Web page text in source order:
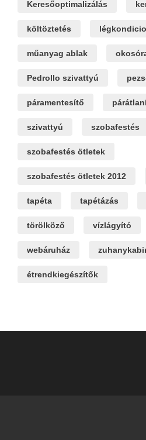
Keresőoptimalizálás
költöztetés
műanyag ablak
Pedrollo szivattyú
páramentesítő
szivattyú szobafestés
szobafestés ötletek
szobafestés ötletek 2012
tapéta tapétázás
törölköző vízlágyító
webáruház
étrendkiegészítők